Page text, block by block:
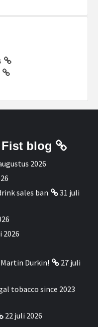
blog
2026
sales ban
31 juli
2026
Durkin!
27 juli
tobacco since 2023
22 juli 2026